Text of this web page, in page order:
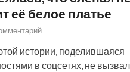
её белое платье
истории, поделившаяся
в соцсетях, не